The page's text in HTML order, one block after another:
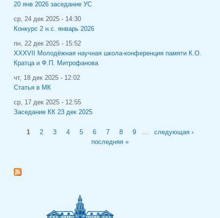
20 янв 2026 заседание УС
ср, 24 дек 2025 - 14:30
Конкурс 2 н.с. январь 2026
пн, 22 дек 2025 - 15:52
XXXVII Молодёжная научная школа-конференция памяти К.О.
Кратца и Ф.П. Митрофанова
чт, 18 дек 2025 - 12:02
Статья в МК
ср, 17 дек 2025 - 12:55
Заседание КК 23 дек 2025
Страницы
1 2 3 4 5 6 7 8 9
следующая ›
последняя »